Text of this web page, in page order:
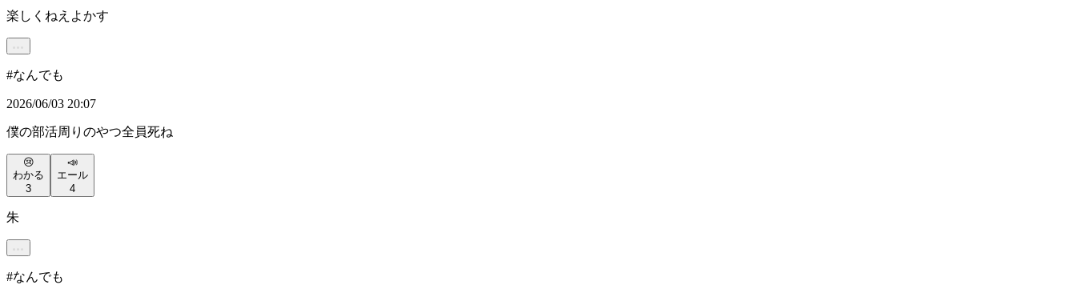
楽しくねえよかす
#なんでも
2026/06/03 20:07
僕の部活周りのやつ全員死ね
😢
わかる
3
📣
エール
4
朱
#なんでも